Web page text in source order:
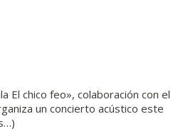
El chico feo», colaboración con el
un concierto acústico este